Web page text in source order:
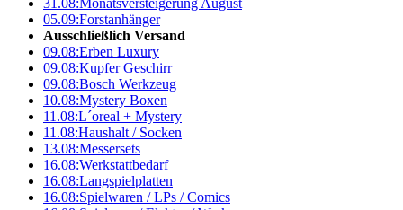
31.08:Monatsversteigerung August
05.09:Forstanhänger
Ausschließlich Versand
09.08:Erben Luxury
09.08:Kupfer Geschirr
09.08:Bosch Werkzeug
10.08:Mystery Boxen
11.08:L´oreal + Mystery
11.08:Haushalt / Socken
13.08:Messersets
16.08:Werkstattbedarf
16.08:Langspielplatten
16.08:Spielwaren / LPs / Comics